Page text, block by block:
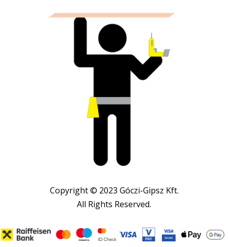
Copyright © 2023 Góczi-Gipsz Kft.
All Rights Reserved.